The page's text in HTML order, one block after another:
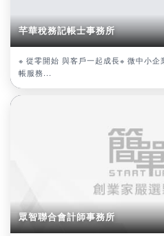
芊華稅務記帳士事務所
※ 從零開始 與客戶一起成長※ 微中小
帳服務...
眾智聯合會計師事務所